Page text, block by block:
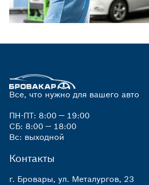
Все, что нужно для вашего авто
ПН-ПТ: 8:00 — 19:00
СБ: 8:00 — 18:00
Вс: выходной
Контакты
г. Бровары, ул. Металургов, 23